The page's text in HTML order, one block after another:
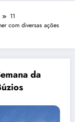
11
com diversas ações
da